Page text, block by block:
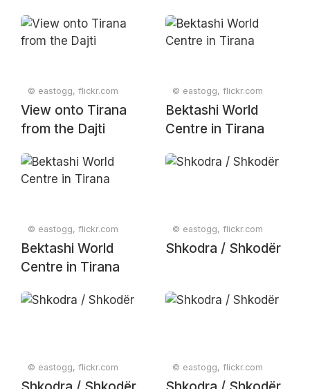
© eastogg, flickr.com
View onto Tirana
from the Dajti
© eastogg, flickr.com
Bektashi World
Centre in Tirana
© eastogg, flickr.com
Bektashi World
Centre in Tirana
© eastogg, flickr.com
Shkodra / Shkodër
© eastogg, flickr.com © eastogg, flickr.com